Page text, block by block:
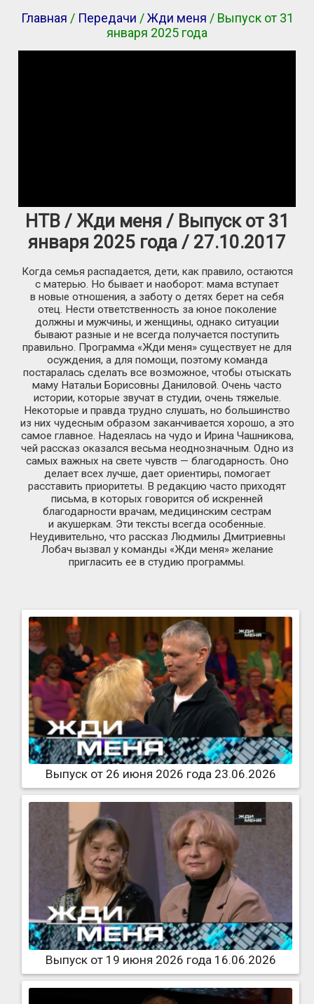
Главная / Передачи /Жди меня / Выпуск от 31
января 2025 года
НТВ / Жди меня / Выпуск от 31
января 2025 года / 27.10.2017
Когда семья распадается, дети, как правило, остаются
с матерью. Но бывает и наоборот: мама вступает
в новые отношения, а заботу о детях берет на себя
отец. Нести ответственность за юное поколение
должны и мужчины, и женщины, однако ситуации
бывают разные и не всегда получается поступить
правильно. Программа «Жди меня» существует не для
осуждения, а для помощи, поэтому команда
постаралась сделать все возможное, чтобы отыскать
маму Натальи Борисовны Даниловой. Очень часто
истории, которые звучат в студии, очень тяжелые.
Некоторые и правда трудно слушать, но большинство
из них чудесным образом заканчивается хорошо, а это
самое главное. Надеялась на чудо и Ирина Чашникова,
чей рассказ оказался весьма неоднозначным. Одно из
самых важных на свете чувств — благодарность. Оно
делает всех лучше, дает ориентиры, помогает
расставить приоритеты. В редакцию часто приходят
письма, в которых говорится об искренней
благодарности врачам, медицинским сестрам
и акушеркам. Эти тексты всегда особенные.
Неудивительно, что рассказ Людмилы Дмитриевны
Лобач вызвал у команды «Жди меня» желание
пригласить ее в студию программы.
Выпуск от 26 июня 2026 года 23.06.2026
Выпуск от 19 июня 2026 года 16.06.2026